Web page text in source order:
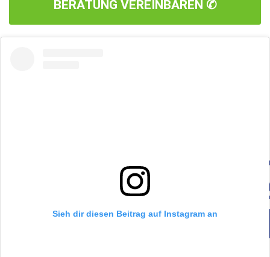
BERATUNG VEREINBAREN ✆
Sieh dir diesen Beitrag auf Instagram an